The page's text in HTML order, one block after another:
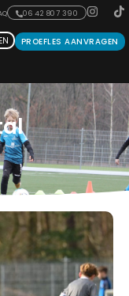
06 42 807 390
PROEFLES AANVRAGEN